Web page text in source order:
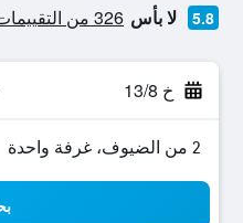
5.8 لا بأس 326 من التقييمات تم التحقق منها
خ 13/8
2 من الضيوف، غرفة واحدة